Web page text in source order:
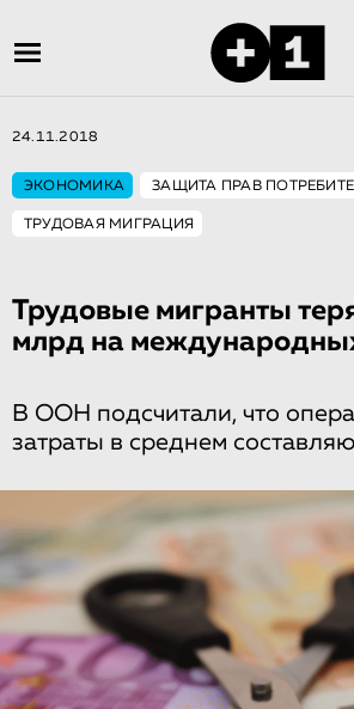
24.11.2018
ЭКОНОМИКА ЗАЩИТА ПРАВ
ТРУДОВАЯ МИГРАЦИЯ
Трудовые мигранты
млрд на
В ООН подсчитали, что
затраты в среднем